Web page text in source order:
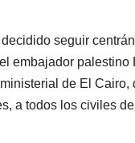
decidido seguir
embajador palestino
de El Cairo,
a todos los civiles